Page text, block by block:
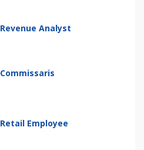
Revenue Analyst
Commissaris
Retail Employee